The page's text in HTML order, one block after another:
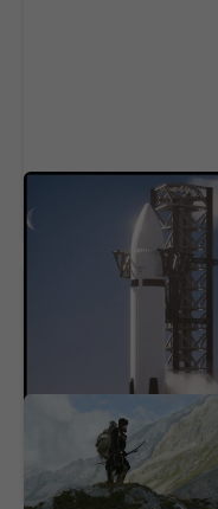
SpaceX narazila
vytvoril kráter,
Ötzi prekvapil
obec. Na tele 5 300
rokov starého muža
objavili život